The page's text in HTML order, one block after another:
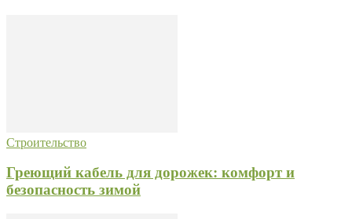
Строительство
Греющий кабель для дорожек: комфорт и
безопасность зимой